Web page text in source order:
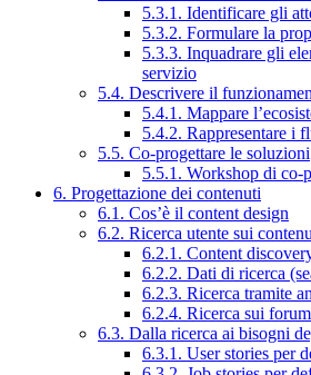
5.3.1. Identificare gli
5.3.2. Formulare la
5.3.3. Inquadrare gli
servizio
5.4. Descrivere il
5.4.1. Mappare
5.4.2. Rappresentare i
5.5. Co-progettare le soluzioni
5.5.1. Workshop di co-
6. Progettazione dei contenuti
6.1. Cos’è il content design
6.2. Ricerca utente sui
6.2.1. Content
6.2.2. Dati di ricerca
6.2.3. Ricerca tramite
6.2.4. Ricerca sui forum
6.3. Dalla ricerca ai bisogni
6.3.1. User stories per